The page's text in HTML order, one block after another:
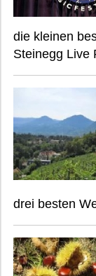
die kleinen
Steinegg Live
drei besten